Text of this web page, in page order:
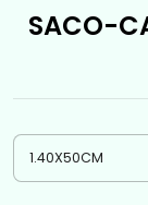
SACO-